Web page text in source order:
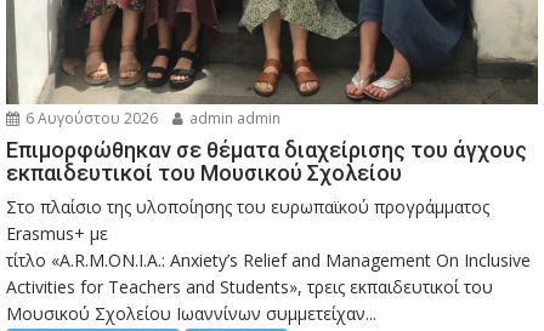
6 Αυγούστου 2026 admin admin
Eπιμορφώθηκαν σε θέματα διαχείρισης του άγχους
εκπαιδευτικοί του Μουσικού Σχολείου
Στο πλαίσιο της υλοποίησης του ευρωπαϊκού προγράμματος
Erasmus+ με
τίτλο «A.R.M.ON.I.A.: Anxiety’s Relief and Management On Inclusive
Activities for Teachers and Students», τρεις εκπαιδευτικοί του
Μουσικού Σχολείου Ιωαννίνων συμμετείχαν...